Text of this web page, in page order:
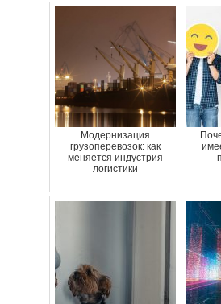
Модернизация
грузоперевозок: как
меняется индустрия
логистики